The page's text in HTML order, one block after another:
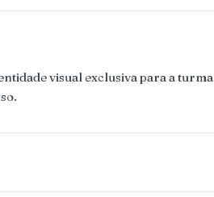
visual exclusiva para a turma